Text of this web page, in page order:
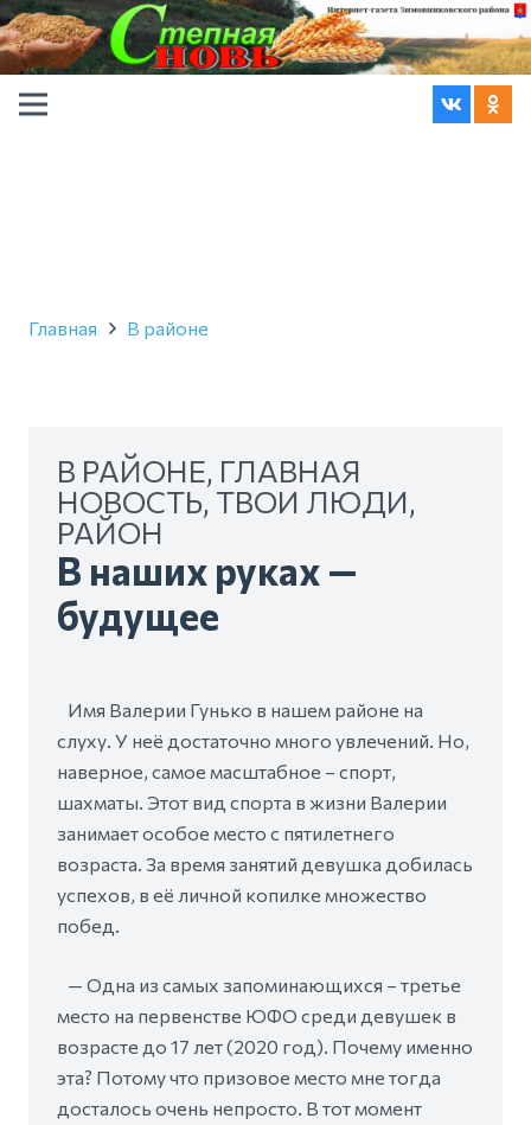
Главная В районе
В РАЙОНЕ, ГЛАВНАЯ
НОВОСТЬ, ТВОИ ЛЮДИ,
РАЙОН
В наших руках —
будущее
Имя Валерии Гунько в нашем районе на
слуху. У неё достаточно много увлечений. Но,
наверное, самое масштабное – спорт,
шахматы. Этот вид спорта в жизни Валерии
занимает особое место с пятилетнего
возраста. За время занятий девушка добилась
успехов, в её личной копилке множество
побед.
— Одна из самых запоминающихся – третье
место на первенстве ЮФО среди девушек в
возрасте до 17 лет (2020 год). Почему именно
эта? Потому что призовое место мне тогда
досталось очень непросто. В тот момент